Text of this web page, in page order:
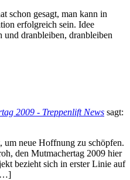
schon gesagt, man kann in
erfolgreich sein. Idee
und dranbleiben, dranbleiben
2009 - Treppenlift News sagt:
neue Hoffnung zu schöpfen.
den Mutmachertag 2009 hier
bezieht sich in erster Linie auf